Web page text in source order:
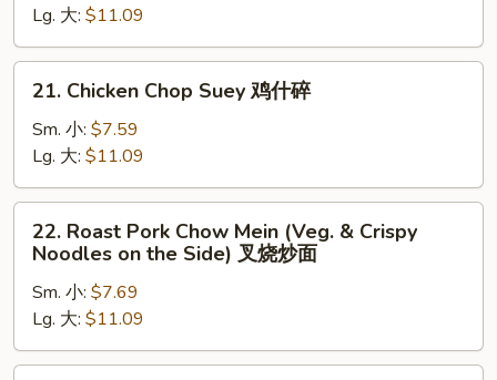
(Veg.
&
Crispy
Noodles
the
鸡
Lg. 大: $11.09
Chicken
Chop
Suey
鸡
什
21. Chicken Chop Suey 鸡什碎
Sm. 小: $7.59
Lg. 大: $11.09
Roast
Pork
Chow
Mein
(Veg.
&
22. Roast Pork Chow Mein (Veg. & Crispy
Noodles on the Side) 叉烧炒面
Sm. 小: $7.69
Lg. 大: $11.09